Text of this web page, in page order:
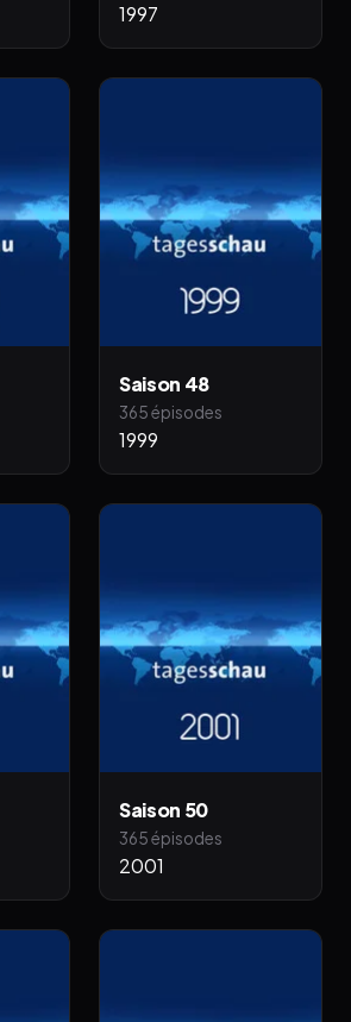
1997
Saison 48
365 épisodes
1999
Saison 50
365 épisodes
2001